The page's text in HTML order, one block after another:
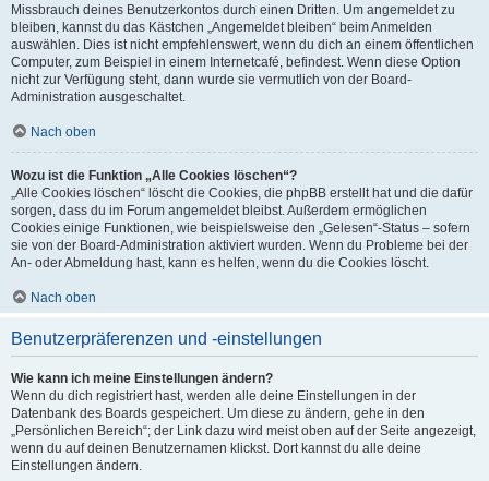
Missbrauch deines Benutzerkontos durch einen Dritten. Um angemeldet zu
bleiben, kannst du das Kästchen „Angemeldet bleiben“ beim Anmelden
auswählen. Dies ist nicht empfehlenswert, wenn du dich an einem öffentlichen
Computer, zum Beispiel in einem Internetcafé, befindest. Wenn diese Option
nicht zur Verfügung steht, dann wurde sie vermutlich von der Board-
Administration ausgeschaltet.
Nach oben
Wozu ist die Funktion „Alle Cookies löschen“?
„Alle Cookies löschen“ löscht die Cookies, die phpBB erstellt hat und die dafür
sorgen, dass du im Forum angemeldet bleibst. Außerdem ermöglichen
Cookies einige Funktionen, wie beispielsweise den „Gelesen“-Status – sofern
sie von der Board-Administration aktiviert wurden. Wenn du Probleme bei der
An- oder Abmeldung hast, kann es helfen, wenn du die Cookies löscht.
Nach oben
Benutzerpräferenzen und -einstellungen
Wie kann ich meine Einstellungen ändern?
Wenn du dich registriert hast, werden alle deine Einstellungen in der
Datenbank des Boards gespeichert. Um diese zu ändern, gehe in den
„Persönlichen Bereich“; der Link dazu wird meist oben auf der Seite angezeigt,
wenn du auf deinen Benutzernamen klickst. Dort kannst du alle deine
Einstellungen ändern.